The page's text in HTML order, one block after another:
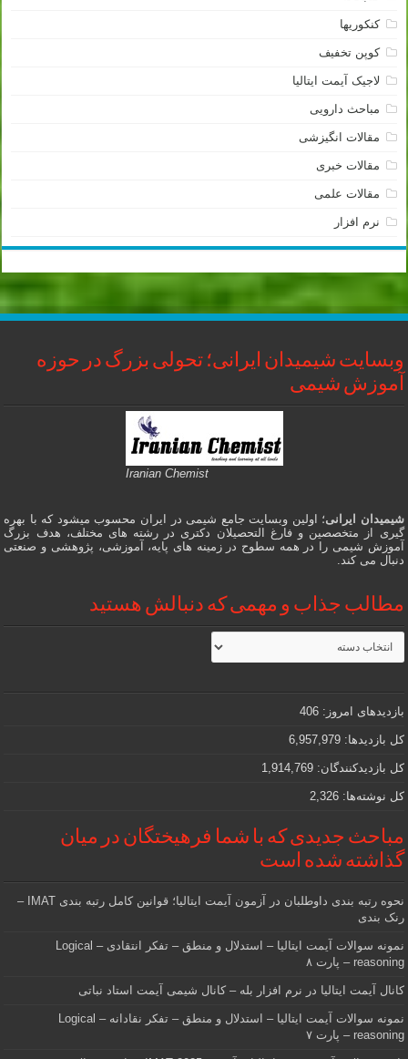
کنکوریها
کوپن تخفیف
لاجیک آیمت ایتالیا
مباحث دارویی
مقالات انگیزشی
مقالات خبری
مقالات علمی
نرم افزار
وبسایت شیمیدان ایرانی؛ تحولی بزرگ در حوزه
آموزش شیمی
Iranian Chemist
شیمیدان ایرانی؛ اولین وبسایت جامع شیمی در ایران محسوب میشود که با بهره
گیری از متخصصین و فارغ التحصیلان دکتری در رشته های مختلف، هدف بزرگ
آموزش شیمی را در همه سطوح در زمینه های پایه، آموزشی، پژوهشی و صنعتی
دنبال می کند.
مطالب جذاب و مهمی که دنبالش هستید
مطالب
جذاب
و
که
دنبالش
هستید
بازدیدهای امروز:406
کل بازدیدها:6,957,979
کل بازدیدکنند‌گان:1,914,769
کل نوشته‌ها:2,326
مباحث جدیدی که با شما فرهیختگان در میان
گذاشته شده است
نحوه رتبه بندی داوطلبان در آزمون آیمت ایتالیا؛ قوانین کامل رتبه بندی IMAT –
رنک بندی
نمونه سوالات آیمت ایتالیا – استدلال و منطق – تفکر انتقادی – Logical
reasoning – پارت ۸
کانال آیمت ایتالیا در نرم افزار بله – کانال شیمی آیمت استاد نباتی
نمونه سوالات آیمت ایتالیا – استدلال و منطق – تفکر نقادانه – Logical
reasoning – پارت ۷